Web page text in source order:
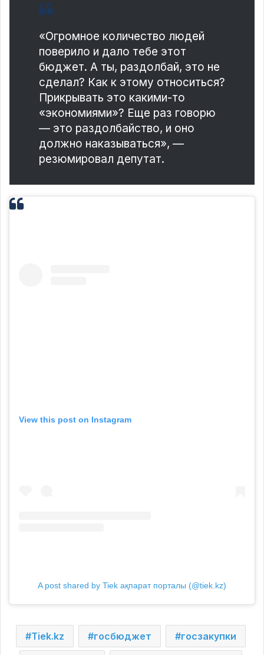
«Огромное количество людей
поверило и дало тебе этот
бюджет. А ты, раздолбай, это не
сделал? Как к этому относиться?
Прикрывать это какими-то
«экономиями»? Еще раз говорю
— это раздолбайство, и оно
должно наказываться», —
резюмировал депутат.
View this post on Instagram
A post shared by Tiek ақпарат порталы (@tiek.kz)
Tiek.kz госбюджет госзакупки